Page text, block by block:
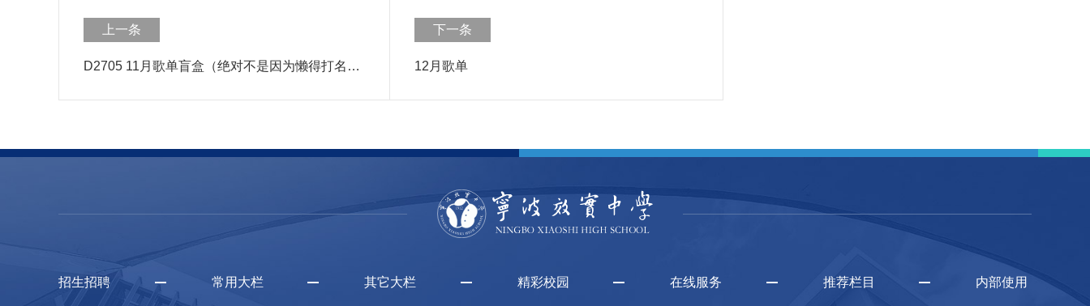
上一条
D2705 11月歌单盲盒（绝对不是因为懒得打名字）
下一条
12月歌单
招生招聘 常用大栏 其它大栏 精彩校园 在线服务 推荐栏目 内部使用